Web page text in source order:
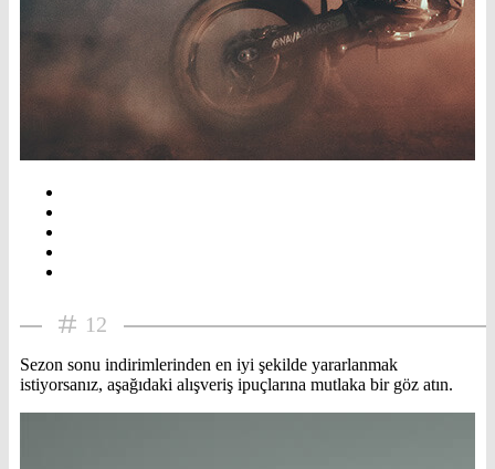
12
Sezon sonu indirimlerinden en iyi şekilde yararlanmak
istiyorsanız, aşağıdaki alışveriş ipuçlarına mutlaka bir göz atın.